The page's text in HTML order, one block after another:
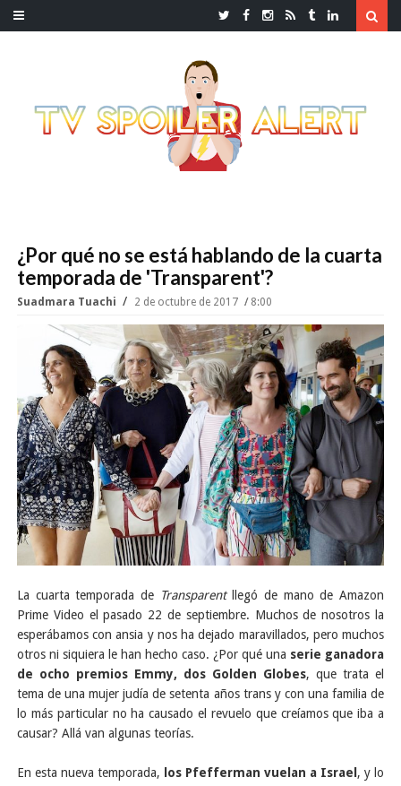
¿Por qué no se está hablando de la cuarta
temporada de 'Transparent'?
Suadmara Tuachi 2 de octubre de 2017 8:00
La cuarta temporada de Transparent
llegó de mano de Amazon
Prime Video el pasado 22 de septiembre. Muchos de nosotros la
esperábamos con ansia y nos ha dejado maravillados, pero muchos
otros ni siquiera le han hecho caso. ¿Por qué una serie ganadora
de ocho premios Emmy, dos Golden Globes, que trata el
tema de una mujer judía de setenta años trans y con una familia de
lo más particular no ha causado el revuelo que creíamos que iba a
causar? Allá van algunas teorías.
En esta nueva temporada, los Pfefferman vuelan a Israel , y lo